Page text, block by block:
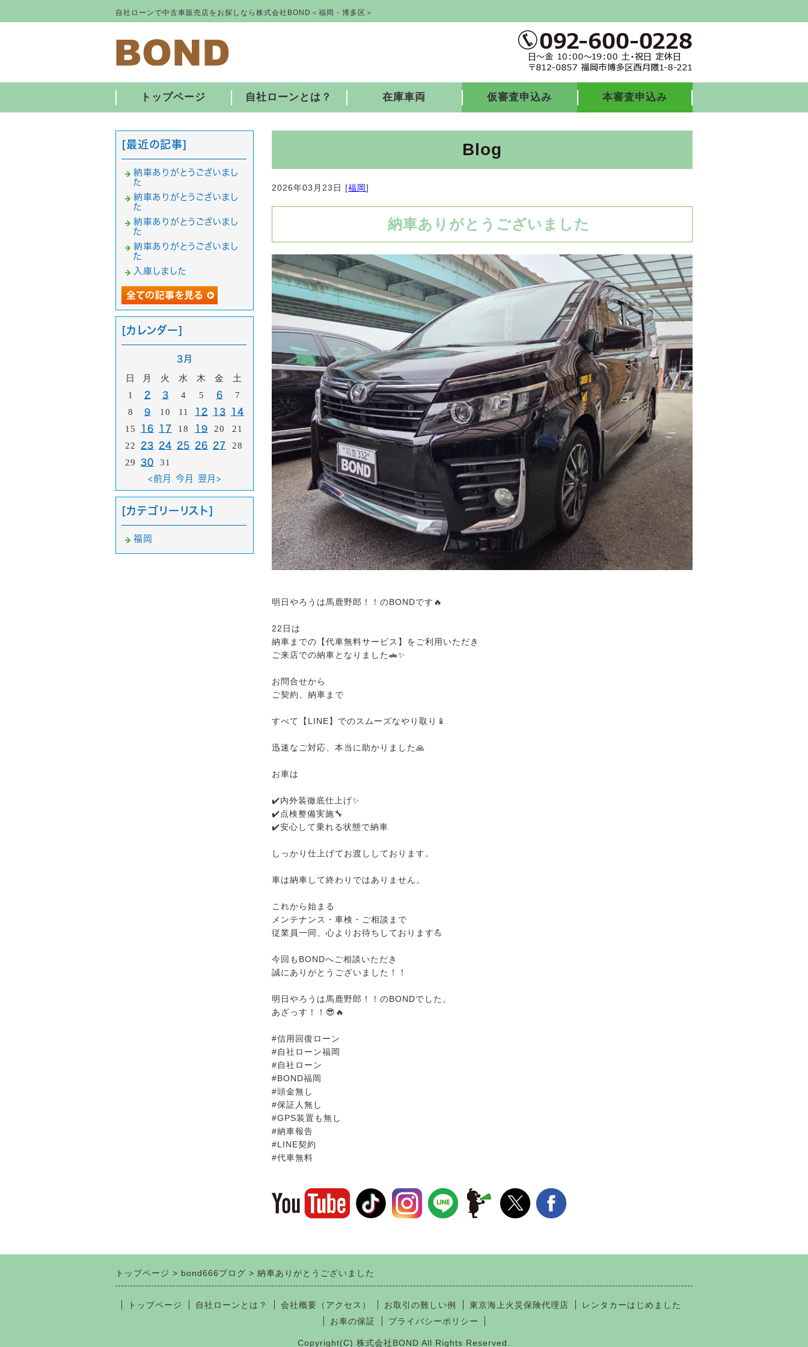
自社ローンで中古車販売店をお探しなら株式会社BOND＜福岡・博多区＞
トップページ 自社ローンとは？ 在庫車両 仮審査申込み 本審査申込み
Blog
2026年03月23日 [福岡]
納車ありがとうございました
明日やろうは馬鹿野郎！！のBONDです🔥
22日は
納車までの【代車無料サービス】をご利用いただき
ご来店での納車となりました🚗✨
お問合せから
ご契約、納車まで
すべて【LINE】でのスムーズなやり取り📱
迅速なご対応、本当に助かりました🙏
お車は
✔️内外装徹底仕上げ✨
✔️点検整備実施🔧
✔️安心して乗れる状態で納車
しっかり仕上げてお渡ししております。
車は納車して終わりではありません。
これから始まる
メンテナンス・車検・ご相談まで
従業員一同、心よりお待ちしております💪
今回もBONDへご相談いただき
誠にありがとうございました！！
明日やろうは馬鹿野郎！！のBONDでした。
あざっす！！😎🔥
#信用回復ローン
#自社ローン福岡
#自社ローン
#BOND福岡
#頭金無し
#保証人無し
#GPS装置も無し
#納車報告
#LINE契約
#代車無料
[最近の記事]
納車ありがとうございまし
た
納車ありがとうございまし
た
納車ありがとうございまし
た
納車ありがとうございまし
た
入庫しました
[カレンダー]
3月
日 月 火 水 木 金
土
1
2 3 4 5 6
7
8
9 10 11 12 13 14
15 16 17 18 19 20
21
22
23 24 25 26 27
28
29
30 31
<前月 今月 翌月>
[カテゴリーリスト]
福岡
トップページ bond666ブログ 納車ありがとうございました
トップページ 自社ローンとは？ 会社概要（アクセス） お取引の難しい例 東京海上火災保険代理店
レンタカーはじめました
お車の保証
プライバシーポリシー
Copyright(C) 株式会社BOND All Rights Reserved.